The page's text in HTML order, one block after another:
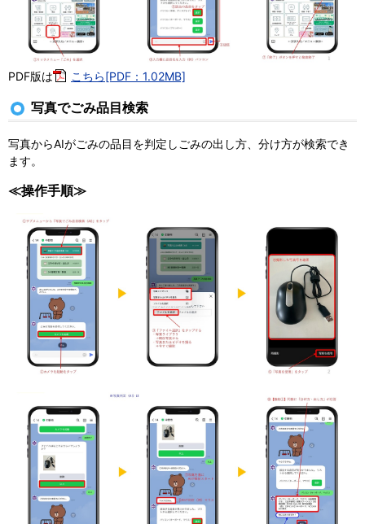
PDF版は こちら[PDF：1.02MB]
写真でごみ品目検索
写真からAIがごみの品目を判定しごみの出し方、分け方が検索でき
ます。
≪操作手順≫